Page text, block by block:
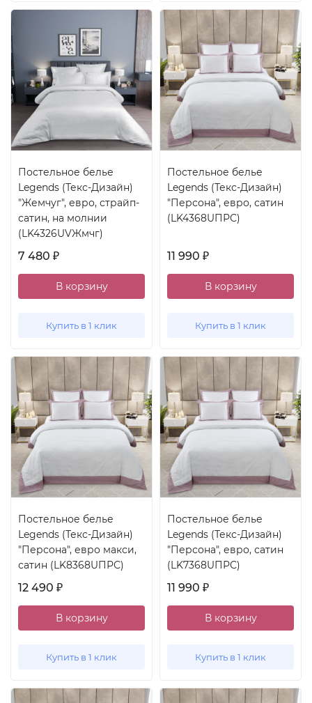
Постельное белье
Legends (Текс-Дизайн)
"Жемчуг", евро, страйп-
сатин, на молнии
(LK4326UVЖмчг)
7 480 ₽
В корзину
Купить в 1 клик
Постельное белье
Legends (Текс-Дизайн)
"Персона", евро, сатин
(LK4368UПРС)
11 990 ₽
В корзину
Купить в 1 клик
Постельное белье
Legends (Текс-Дизайн)
"Персона", евро макси,
сатин (LK8368UПРС)
12 490 ₽
В корзину
Купить в 1 клик
Постельное белье
Legends (Текс-Дизайн)
"Персона", евро, сатин
(LK7368UПРС)
11 990 ₽
В корзину
Купить в 1 клик